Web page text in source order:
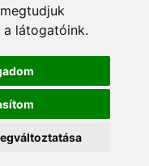
a látogatóink.
utca 2.